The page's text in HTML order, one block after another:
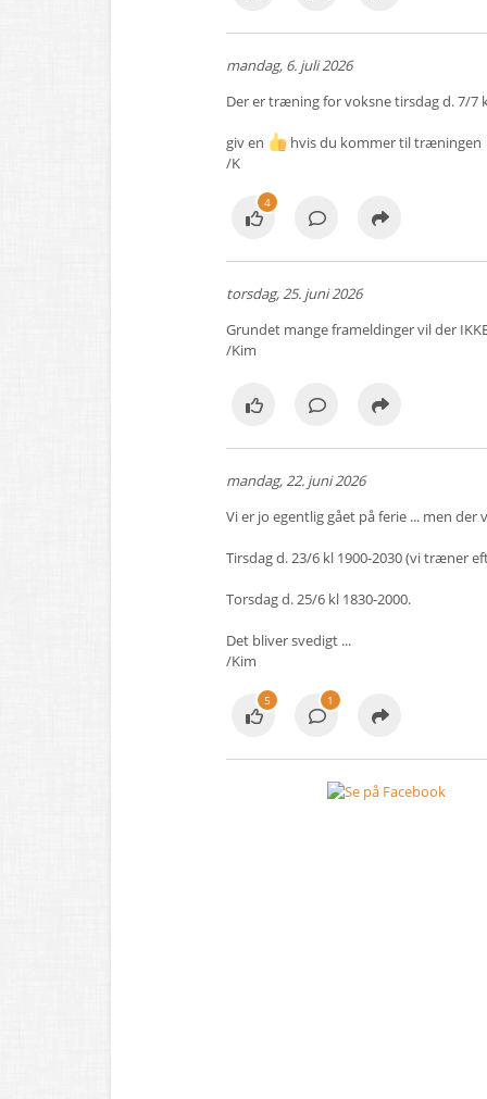
mandag, 6. juli 2026
Der er træning for voksne tirsdag d. 7/7
giv en
hvis du kommer til træningen
/K
4
torsdag, 25. juni 2026
Grundet mange frameldinger vil der
/Kim
mandag, 22. juni 2026
Vi er jo egentlig gået på ferie ... men
Tirsdag d. 23/6 kl 1900-2030 (vi træner
Torsdag d. 25/6 kl 1830-2000.
Det bliver svedigt ...
/Kim
5 1